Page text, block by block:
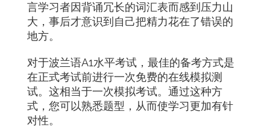
言学习者因背诵冗长的词汇表而感到压力山
大，事后才意识到自己把精力花在了错误的
地方。
对于波兰语A1水平考试，最佳的备考方式是
在正式考试前进行一次免费的在线模拟测
试。这相当于一次模拟考试。通过这种方
式，您可以熟悉题型，从而使学习更加有针
对性。